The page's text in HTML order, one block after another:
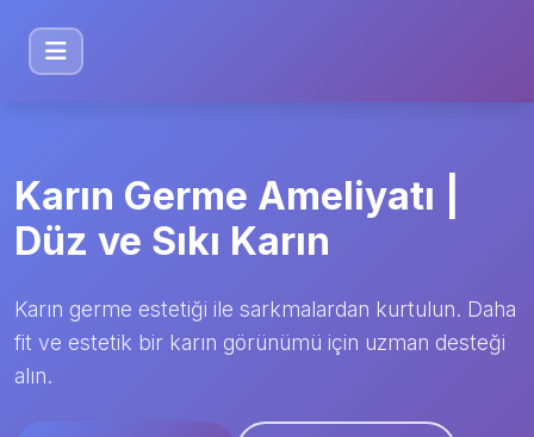
Karın Germe Ameliyatı |
Düz ve Sıkı Karın
Karın germe estetiği ile sarkmalardan kurtulun. Daha
fit ve estetik bir karın görünümü için uzman desteği
alın.